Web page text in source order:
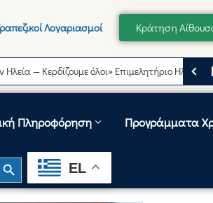
Λογαριασμοί Κράτηση
όλοι» Επιμελητήριο Ηλείας
Πληροφόρηση Προγράμματα
Button
EL